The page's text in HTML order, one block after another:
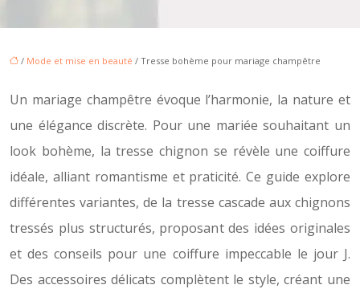
/ Mode et mise en beauté / Tresse bohème pour mariage champêtre
Un mariage champêtre évoque l’harmonie, la nature et
une élégance discrète. Pour une mariée souhaitant un
look bohème, la tresse chignon se révèle une coiffure
idéale, alliant romantisme et praticité. Ce guide explore
différentes variantes, de la tresse cascade aux chignons
tressés plus structurés, proposant des idées originales
et des conseils pour une coiffure impeccable le jour J.
Des accessoires délicats complètent le style, créant une